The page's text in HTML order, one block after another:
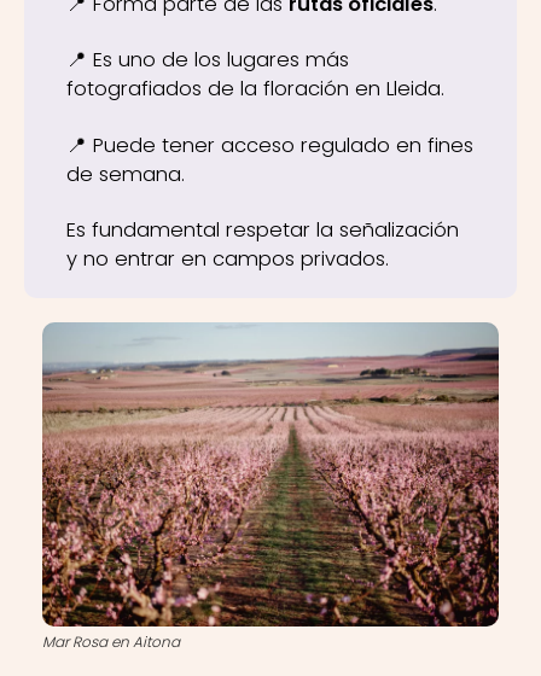
📍 Es uno de los lugares más
fotografiados de la floración en Lleida.
📍 Puede tener acceso regulado en fines
de semana.
Es fundamental respetar la señalización
y no entrar en campos privados.
Mar Rosa en Aitona